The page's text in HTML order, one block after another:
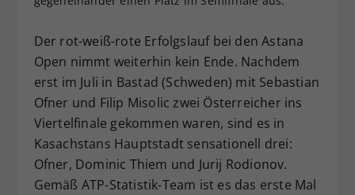
Der rot-weiß-rote Erfolgslauf bei den Astana
Open nimmt weiterhin kein Ende. Nachdem
erst im Juli in Bastad (Schweden) mit Sebastian
Ofner und Filip Misolic zwei Österreicher ins
Viertelfinale gekommen waren, sind es in
Kasachstans Hauptstadt sensationell drei:
Ofner, Dominic Thiem und Jurij Rodionov.
Gemäß ATP-Statistik-Team ist es das erste Mal
Zweck
Einstellungen. Unter anderem eine
zufällig generierte ID, für die
historische Speicherung Ihrer
vorgenommen Einstellungen, falls der
Webseiten-Betreiber dies eingestellt
hat.